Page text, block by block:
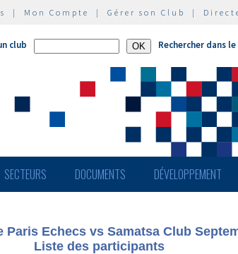
| Mon Compte | Gérer son Club |
club Rechercher dans
SECTEURS DOCUMENTS DÉVELOPPEMENT
Paris Echecs vs Samatsa Club
Liste des participants